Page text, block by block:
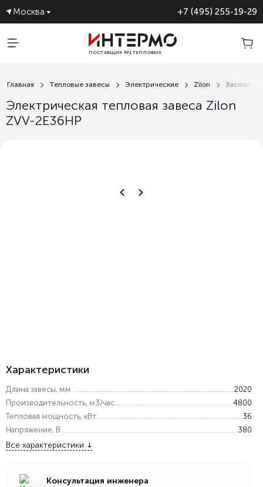
Москва +7 (495) 255-19-29
ПОСТАВЩИК №1 ТЕПЛОВЫХ
Главная Тепловые завесы Электрические Zilon Заслон
Электрическая тепловая завеса Zilon
ZVV-2E36HP
Характеристики
Длина завесы, мм
2020
Производительность, м3/час
4800
Тепловая мощность, кВт
36
Напряжение, В
380
Все характеристики
Консультация инженера